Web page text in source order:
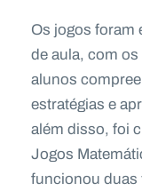
Os jogos foram
de aula, com
alunos
estratégias e
além disso, foi
Jogos
funcionou duas